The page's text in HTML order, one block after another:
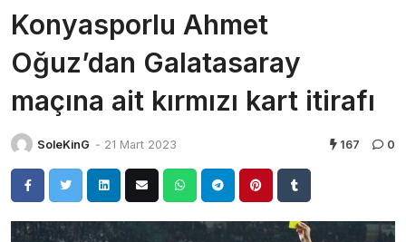
Konyasporlu Ahmet
Oğuz’dan Galatasaray
maçına ait kırmızı kart itirafı
SoleKinG - 21 Mart 2023 167 0